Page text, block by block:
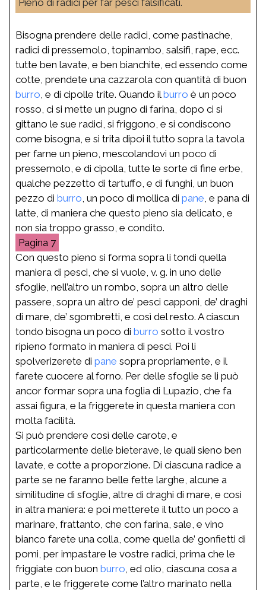
Bisogna prendere delle radici, come pastinache,
radici di pressemolo, topinambo, salsifì, rape, ecc.
tutte ben lavate, e ben bianchite, ed essendo come
cotte, prendete una cazzarola con quantità di buon
burro , e di cipolle trite. Quando ilburro è un poco
rosso, ci si mette un pugno di farina, dopo ci si
gittano le sue radici, si friggono, e si condiscono
come bisogna, e si trita dipoi il tutto sopra la tavola
per farne un pieno, mescolandovi un poco di
pressemolo, e di cipolla, tutte le sorte di fine erbe,
qualche pezzetto di tartuffo, e di funghi, un buon
pezzo di burro , un poco di mollica di pane , e pana di
latte, di maniera che questo pieno sia delicato, e
non sia troppo grasso, e condito.
7
Con questo pieno si forma sopra li tondi quella
maniera di pesci, che si vuole, v. g. in uno delle
sfoglie, nell’altro un rombo, sopra un altro delle
passere, sopra un altro de’ pesci capponi, de’ draghi
di mare, de’ sgombretti, e così del resto. A ciascun
tondo bisogna un poco di burro sotto il vostro
ripieno formato in maniera di pesci. Poi li
spolverizerete di pane sopra propriamente, e il
farete cuocere al forno. Per delle sfoglie se li può
ancor formar sopra una foglia di Lupazio, che fa
assai figura, e la friggerete in questa maniera con
molta facilità.
Si può prendere così delle carote, e
particolarmente delle bieterave, le quali sieno ben
lavate, e cotte a proporzione. Di ciascuna radice a
parte se ne faranno belle fette larghe, alcune a
similitudine di sfoglie, altre di draghi di mare, e così
in altra maniera: e poi metterete il tutto un poco a
marinare, frattanto, che con farina, sale, e vino
bianco farete una colla, come quella de’ gonfietti di
pomi, per impastare le vostre radici, prima che le
friggiate con buon burro , ed olio, ciascuna cosa a
parte, e le friggerete come l’altro marinato nella